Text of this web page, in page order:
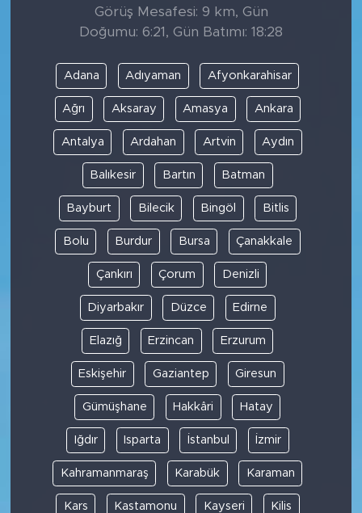
Görüş Mesafesi: 9 km, Gün
Doğumu: 6:21, Gün Batımı: 18:28
Adana Adıyaman Afyonkarahisar
Ağrı Aksaray Amasya Ankara
Antalya Ardahan Artvin Aydın
Balıkesir Bartın Batman
Bayburt Bilecik Bingöl Bitlis
Bolu Burdur Bursa Çanakkale
Çankırı Çorum Denizli
Diyarbakır Düzce Edirne
Elazığ Erzincan Erzurum
Eskişehir Gaziantep Giresun
Gümüşhane Hakkâri Hatay
Iğdır Isparta İstanbul İzmir
Kahramanmaraş Karabük Karaman
Kars Kastamonu Kayseri Kilis